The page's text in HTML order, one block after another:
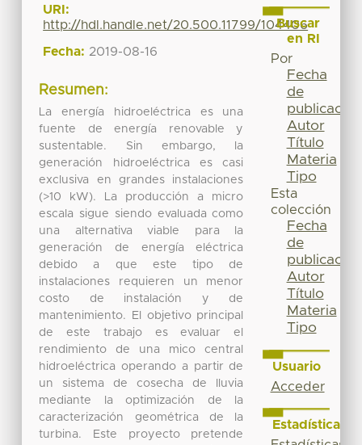
URI:
http://hdl.handle.net/20.500.11799/104406
Fecha: 2019-08-16
Resumen:
La energía hidroeléctrica es una
fuente de energía renovable y
sustentable. Sin embargo, la
generación hidroeléctrica es casi
exclusiva en grandes instalaciones
(>10 kW). La producción a micro
escala sigue siendo evaluada como
una alternativa viable para la
generación de energía eléctrica
debido a que este tipo de
instalaciones requieren un menor
costo de instalación y de
mantenimiento. El objetivo principal
de este trabajo es evaluar el
rendimiento de una mico central
hidroeléctrica operando a partir de
un sistema de cosecha de lluvia
mediante la optimización de la
caracterización geométrica de la
turbina. Este proyecto pretende
Buscar
en RI
Por
Fecha
de
publicación
Autor
Título
Materia
Tipo
Esta
colección
Fecha
de
publicación
Autor
Título
Materia
Tipo
Usuario
Acceder
Estadísticas